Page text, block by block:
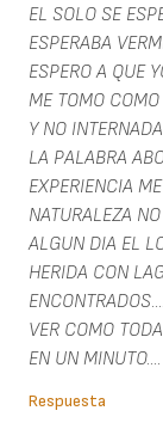
EL SOLO SE
ESPERABA
ESPERO A QUE
ME TOMO
Y NO
LA PALABRA
EXPERIENCIA
NATURALEZA
ALGUN DIA EL
HERIDA CON
VER COMO
EN UN MINUTO....
Respuesta